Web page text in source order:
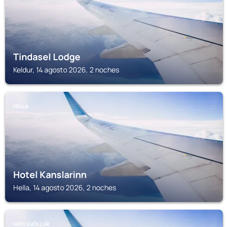
Tindasel Lodge
Keldur, 14 agosto 2026, 2 noches
HELLA
Hotel Kanslarinn
Hella, 14 agosto 2026, 2 noches
HVOLSVÖLLUR